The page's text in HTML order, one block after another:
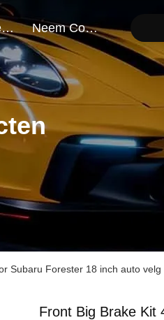
Evenementen Neem Contact Met Ons Op
Subaru Forester 18 inch auto velg
Front Big Brake Kit